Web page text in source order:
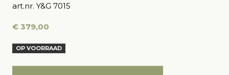
art.nr. Y&G 7015
€ 379,00
OP VOORRAAD